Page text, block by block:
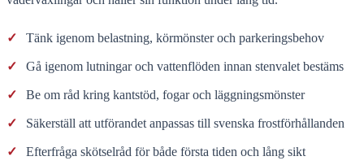
✓ Tänk igenom belastning, körmönster och parkeringsbehov
✓ Gå igenom lutningar och vattenflöden innan stenvalet bestäms
✓ Be om råd kring kantstöd, fogar och läggningsmönster
✓ Säkerställ att utförandet anpassas till svenska frostförhållanden
✓ Efterfråga skötselråd för både första tiden och lång sikt